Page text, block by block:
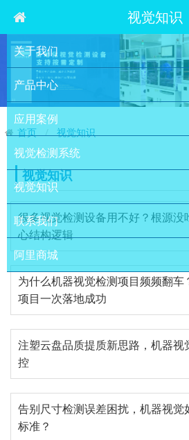
视觉知识
关于我们
产品中心
应用案例
视觉检测系统
视觉知识
联系我们
阿里商城
首页 视觉知识
视觉知识
很多视觉检测设备用不好？根源没
心结构逻辑
为什么机器视觉检测项目频频翻车
项目一次落地成功
注塑云盘品质提质新思路，机器视
控
告别尺寸检测误差困扰，机器视觉
标准？